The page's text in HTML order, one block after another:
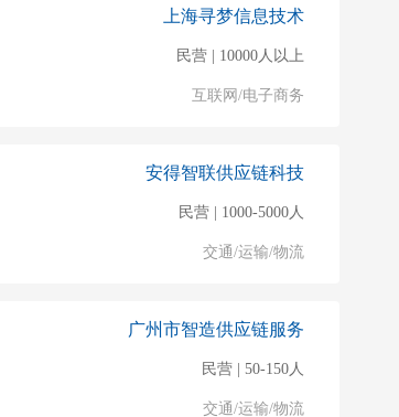
上海寻梦信息技术
民营 | 10000人以上
互联网/电子商务
安得智联供应链科技
民营 | 1000-5000人
交通/运输/物流
广州市智造供应链服务
民营 | 50-150人
交通/运输/物流